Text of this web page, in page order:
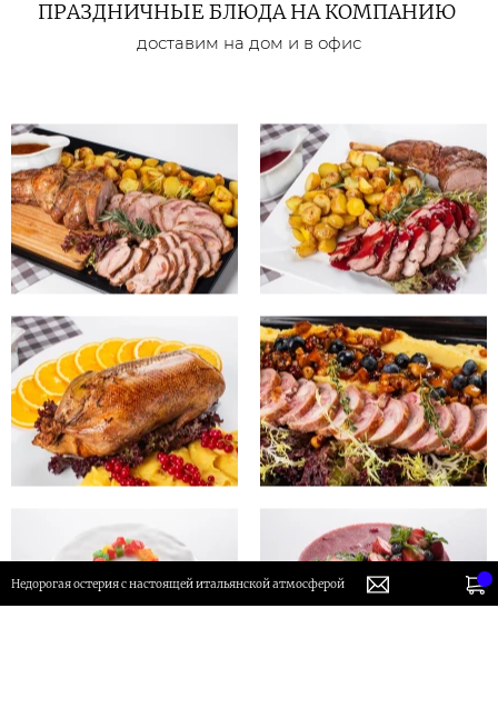
ПРАЗДНИЧНЫЕ БЛЮДА НА КОМПАНИЮ
доставим на дом и в офис
Недорогая остерия с настоящей итальянской атмосферой